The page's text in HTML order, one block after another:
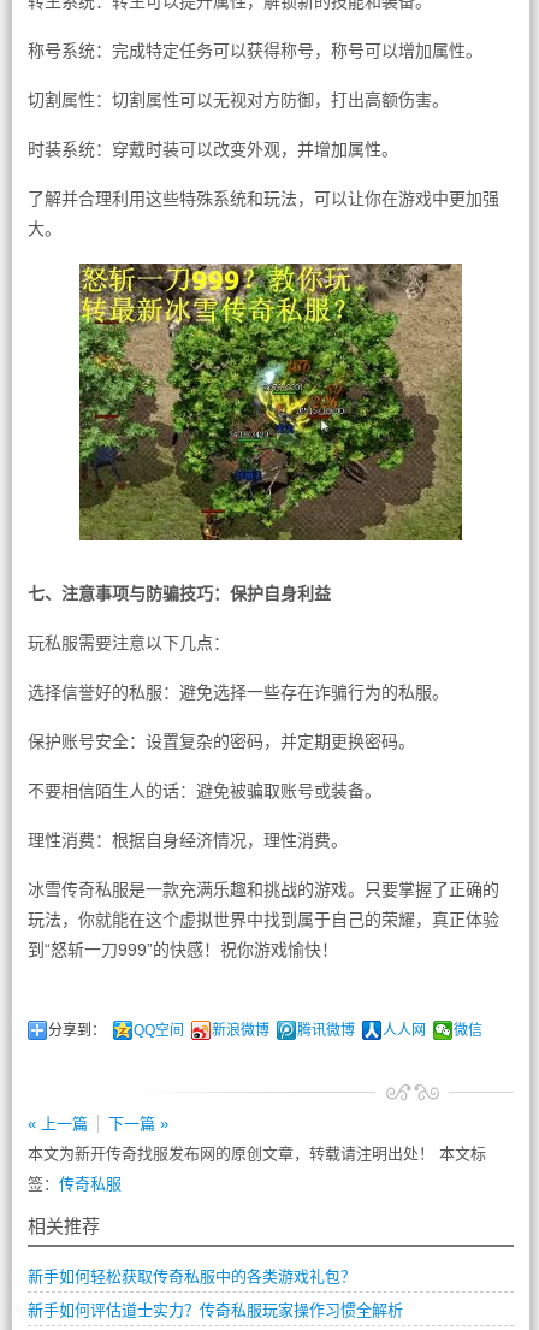
称号系统：完成特定任务可以获得称号，称号可以增加属性。
切割属性：切割属性可以无视对方防御，打出高额伤害。
时装系统：穿戴时装可以改变外观，并增加属性。
了解并合理利用这些特殊系统和玩法，可以让你在游戏中更加强
大。
七、注意事项与防骗技巧：保护自身利益
玩私服需要注意以下几点：
选择信誉好的私服：避免选择一些存在诈骗行为的私服。
保护账号安全：设置复杂的密码，并定期更换密码。
不要相信陌生人的话：避免被骗取账号或装备。
理性消费：根据自身经济情况，理性消费。
冰雪传奇私服是一款充满乐趣和挑战的游戏。只要掌握了正确的
玩法，你就能在这个虚拟世界中找到属于自己的荣耀，真正体验
到“怒斩一刀999”的快感！祝你游戏愉快！
分享到： QQ空间 新浪微博 腾讯微博 人人网 微信
« 上一篇
下一篇 »
本文为新开传奇找服发布网的原创文章，转载请注明出处！ 本文标
签： 传奇私服
相关推荐
新手如何轻松获取传奇私服中的各类游戏礼包？
新手如何评估道士实力？传奇私服玩家操作习惯全解析